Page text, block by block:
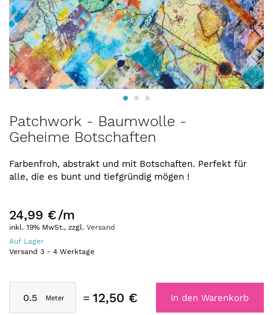
Anfang
der
springen
Patchwork - Baumwolle -
Geheime Botschaften
Farbenfroh, abstrakt und mit Botschaften. Perfekt für
alle, die es bunt und tiefgründig mögen !
24,99 €/m
inkl. 19% MwSt., zzgl. Versand
Auf Lager
Versand 3 - 4 Werktage
12,50 € In den Warenkorb